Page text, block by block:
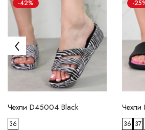
-42%
Чехли D45004 Black
36
-
36 37